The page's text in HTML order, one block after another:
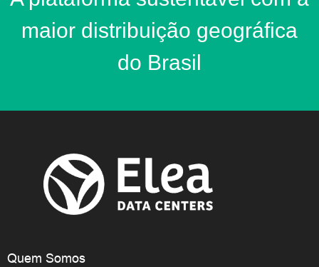
maior distribuição geográfica
do Brasil
Quem Somos